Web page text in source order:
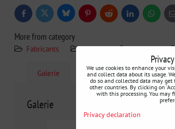
FacebookTwitter BlueskyPinterestReddit LinkedIn
More from category
Fabricants Swagier Intérieur
Galerie
Galerie
We use cookies to enhance your
and collect data about its usage.
do so and collected data may
other countries. By clicking on
with this processing. You may
Privacy declaration